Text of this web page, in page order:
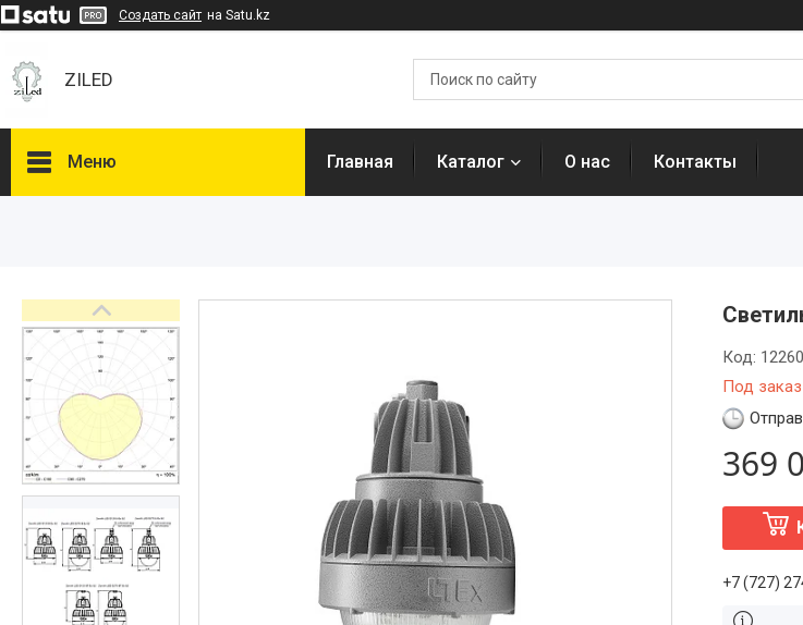
Создать сайт на Satu.kz
ZILED
Меню
ФАРЛАЙТ
АСТЗ
NLCO
INNOLUX
О нас
Отзывы
Главная Каталог О нас Контакты
Под заказ
Код:
369
+7 (727)